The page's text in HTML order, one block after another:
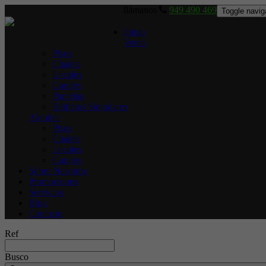
949 490 469 Toggle
Inicio
Venta
Pisos
Chalets
Locales
Garajes
Parcelas
Edificios Singulares
Alquiler
Pisos
Chalets
Locales
Garajes
Sobre Nosotros
Promociones
Servicios
Blog
Contacto
Ref
Busco